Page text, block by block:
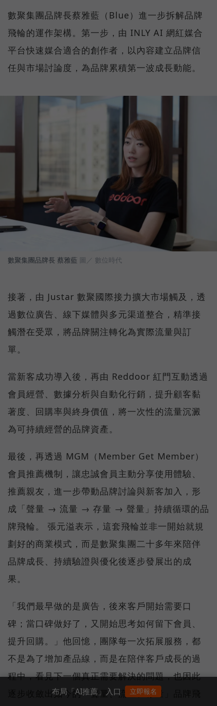
數聚集團品牌長蔡雅藍（Blue）進一步拆解品牌
飛輪的運作架構。第一步，由 INLY AI 網紅媒合
平台快速媒合適合的創作者，以內容建立品牌信
任與市場討論度，為品牌累積第一波成長動能。
數聚集團品牌長 蔡雅藍 圖／ 數位時代
接著，由 Justar 數聚國際接力擴大市場觸及，透
過數位廣告、線下媒體與多元渠道整合，精準接
觸潛在受眾，將品牌關注轉化為實際流量與訂
單。
當新客成功導入後，再由 Reddoor 紅門互動透過
會員經營、數據分析與自動化行銷，提升顧客黏
著度、回購率與終身價值，將一次性的流量沉澱
為可持續經營的品牌資產。
最後，再透過 MGM（Member Get Member）
會員推薦機制，讓忠誠會員主動分享使用體驗、
推薦親友，進一步帶動品牌討論與新客加入，形
成「聲量 → 流量 → 存量 → 聲量」持續循環的品
牌飛輪。 張元溢表示，這套飛輪並非一開始就規
劃好的商業模式，而是數聚集團二十多年來陪伴
品牌成長、持續驗證與優化後逐步發展出的成
果。
「我們最早做的是廣告，後來客戶開始需要口
碑；當口碑做好了，又開始思考如何留下會員、
提升回購。」他回憶，團隊每一次拓展服務，都
不是為了增加產品線，而是在陪伴客戶成長的過
程中，看見下一個真正需要解決的問題，也因此
逐步收斂出如今的「聲量、流量、存量」品牌飛
布局「AI推薦」入口 立即報名